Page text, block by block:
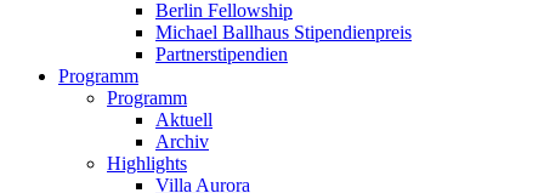
Berlin Fellowship
Michael Ballhaus Stipendienpreis
Partnerstipendien
Programm
Programm
Aktuell
Archiv
Highlights
Villa Aurora